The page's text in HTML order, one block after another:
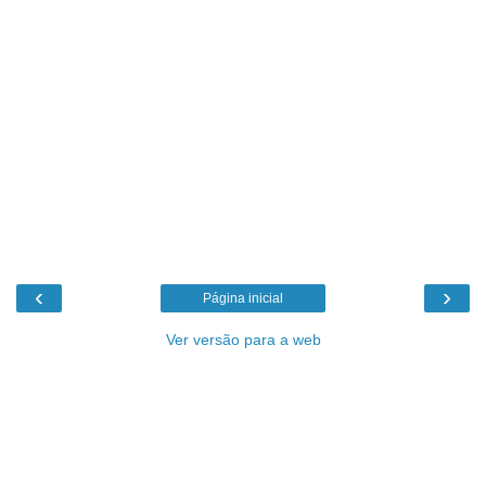
‹ ›
Página inicial
Ver versão para a web